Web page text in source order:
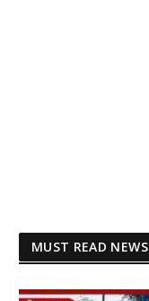
MUST READ NEWS